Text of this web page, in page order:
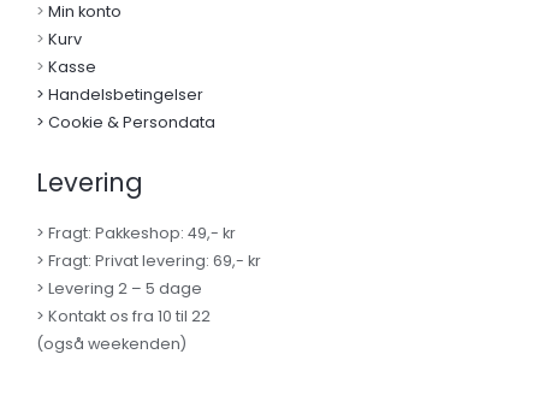
> Min konto
> Kurv
> Kasse
> Handelsbetingelser
> Cookie & Persondata
Levering
> Fragt: Pakkeshop: 49,- kr
> Fragt: Privat levering: 69,- kr
> Levering 2 – 5 dage
> Kontakt os fra 10 til 22
(også weekenden)